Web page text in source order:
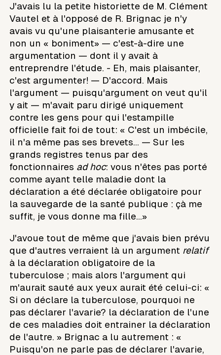
J'avais lu la petite historiette de M. Clément
Vautel et à l'opposé de R. Brignac je n'y
avais vu qu'une plaisanterie amusante et
non un « boniment» — c'est-à-dire une
argumentation — dont il y avait à
entreprendre l'étude. - Eh, mais plaisanter,
c'est argumenter! — D'accord. Mais
l'argument — puisqu'argument on veut qu'il
y ait — m'avait paru dirigé uniquement
contre les gens pour qui l'estampille
officielle fait foi de tout: « C'est un imbécile,
il n'a même pas ses brevets... — Sur les
grands registres tenus par des
fonctionnaires ad hoc: vous n'êtes pas porté
comme ayant telle maladie dont la
déclaration a été déclarée obligatoire pour
la sauvegarde de la santé publique : çà me
suffit, je vous donne ma fille...»
J'avoue tout de même que j'avais bien prévu
que d'autres verraient là un argument relatif
à la déclaration obligatoire de la
tuberculose ; mais alors l'argument qui
m'aurait sauté aux yeux aurait été celui-ci: «
Si on déclare la tuberculose, pourquoi ne
pas déclarer l'avarie? la déclaration de l'une
de ces maladies doit entrainer la déclaration
de l'autre. » Brignac a lu autrement : «
Puisqu'on ne parle pas de déclarer l'avarie,